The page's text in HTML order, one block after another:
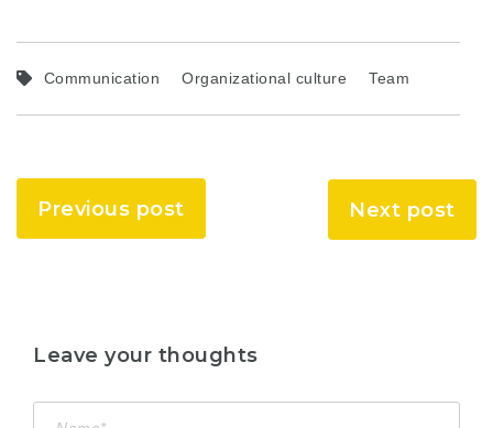
Communication Organizational culture Team
Previous post Next post
Leave your thoughts